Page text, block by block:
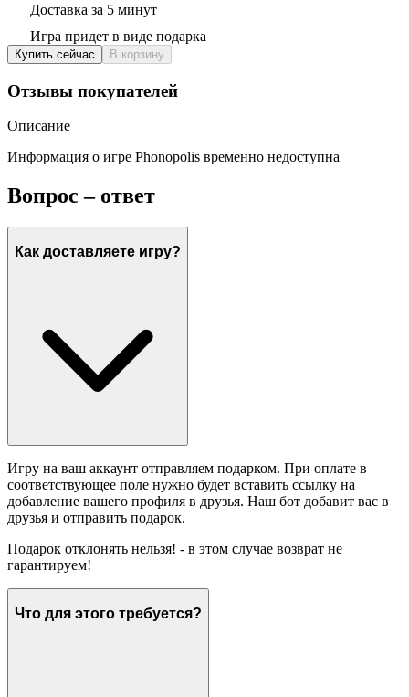
Доставка за 5 минут
Игра придет в виде подарка
Купить сейчас В корзину
Отзывы покупателей
Описание
Информация о игре Phonopolis временно недоступна
Вопрос – ответ
Как доставляете игру?
Игру на ваш аккаунт отправляем подарком. При оплате в
соответствующее поле нужно будет вставить ссылку на
добавление вашего профиля в друзья. Наш бот добавит вас в
друзья и отправить подарок.
Подарок отклонять нельзя! - в этом случае возврат не
гарантируем!
Что для этого требуется?